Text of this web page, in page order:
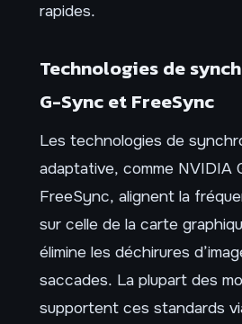
rapides.
Technologies de
G-Sync et FreeSync
Les technologies de
adaptative, comme NVIDIA
FreeSync, alignent la
sur celle de la carte
élimine les déchirures
saccades. La plupart des
supportent ces standards